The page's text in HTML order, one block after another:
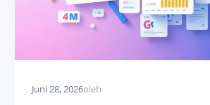
Juni 28, 2026oleh